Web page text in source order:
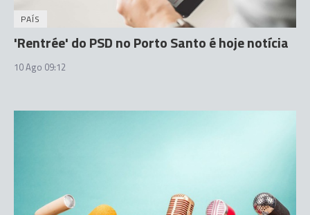
PAÍS
'Rentrée' do PSD no Porto Santo é hoje notícia
10 Ago 09:12